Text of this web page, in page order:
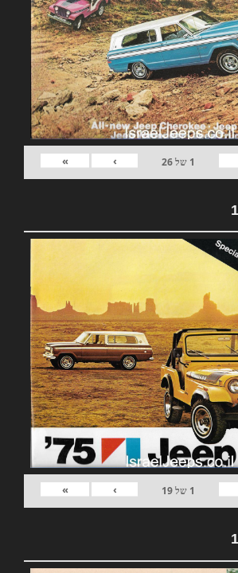
1 של26
›
»
1 של19
›
»